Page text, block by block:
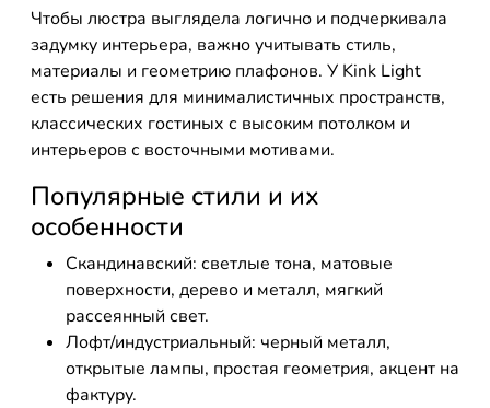
Чтобы люстра выглядела логично и подчеркивала
задумку интерьера, важно учитывать стиль,
материалы и геометрию плафонов. У Kink Light
есть решения для минималистичных пространств,
классических гостиных с высоким потолком и
интерьеров с восточными мотивами.
Популярные стили и их
особенности
Скандинавский: светлые тона, матовые
поверхности, дерево и металл, мягкий
рассеянный свет.
Лофт/индустриальный: черный металл,
открытые лампы, простая геометрия, акцент на
фактуру.